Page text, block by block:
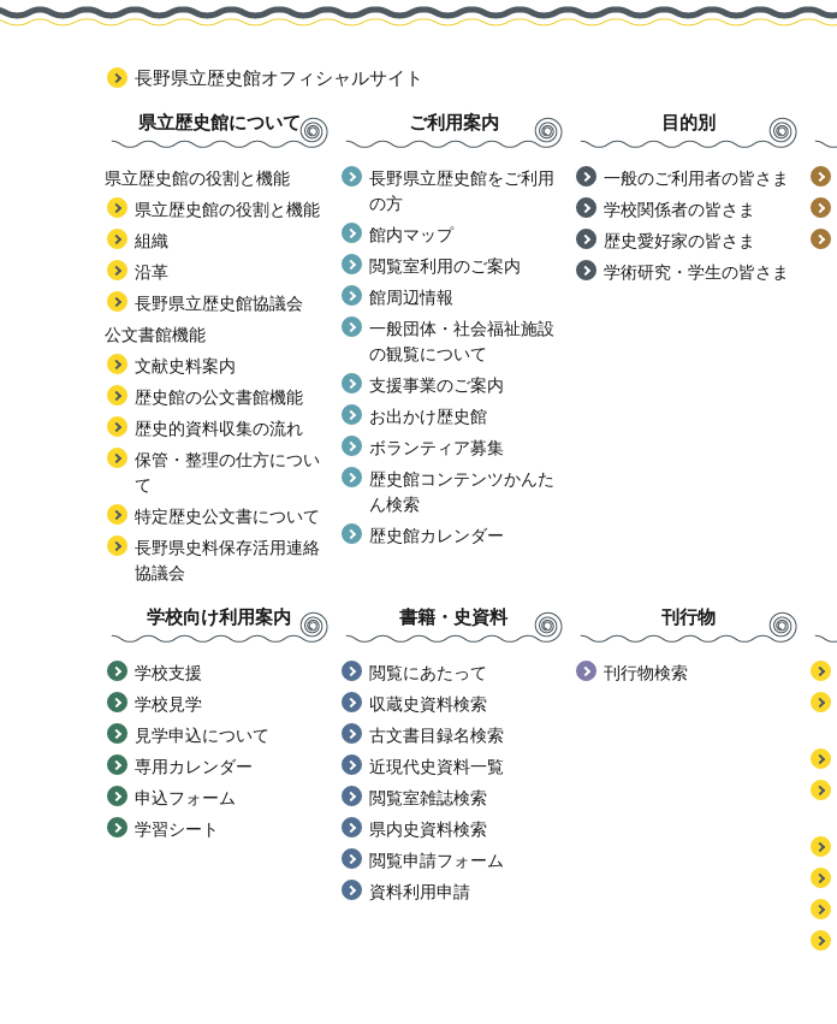
長野県立歴史館オフィシャルサイト
県立歴史館について
県立歴史館の役割と機能
県立歴史館の役割と機能
組織
沿革
長野県立歴史館協議会
公文書館機能
文献史料案内
歴史館の公文書館機能
歴史的資料収集の流れ
保管・整理の仕方につい
て
特定歴史公文書について
長野県史料保存活用連絡
協議会
ご利用案内
長野県立歴史館をご利用
の方
館内マップ
閲覧室利用のご案内
館周辺情報
一般団体・社会福祉施設
の観覧について
支援事業のご案内
お出かけ歴史館
ボランティア募集
歴史館コンテンツかんた
ん検索
歴史館カレンダー
目的別
一般のご利用者の皆さま
学校関係者の皆さま
歴史愛好家の皆さま
学術研究・学生の皆さま
学校向け利用案内
学校支援
学校見学
見学申込について
専用カレンダー
申込フォーム
学習シート
書籍・史資料
閲覧にあたって
収蔵史資料検索
古文書目録名検索
近現代史資料一覧
閲覧室雑誌検索
県内史資料検索
閲覧申請フォーム
資料利用申請
刊行物
刊行物検索